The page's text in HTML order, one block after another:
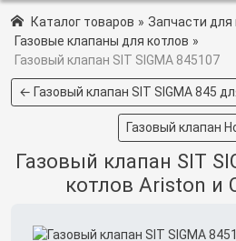
Каталог товаров » Запчасти для
Газовые клапаны для котлов »
Газовый клапан SIT SIGMA 845107
← Газовый клапан SIT SIGMA 845
Газовый клапан
Газовый клапан SIT
котлов Ariston и